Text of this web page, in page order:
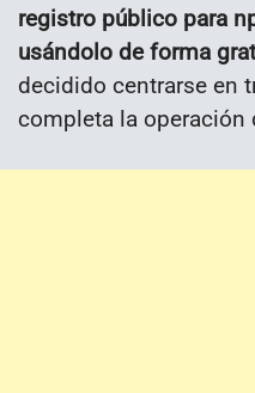
registro público para
usándolo de forma
decidido centrarse en
completa la operación